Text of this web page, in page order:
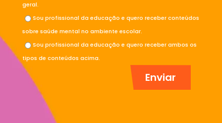
geral.
Sou profissional da educação e quero receber conteúdos
sobre saúde mental no ambiente escolar.
Sou profissional da educação e quero receber ambos os
tipos de conteúdos acima.